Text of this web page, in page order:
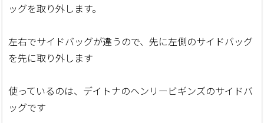
ッグを取り外します。
左右でサイドバッグが違うので、先に左側のサイドバッグ
を先に取り外します
使っているのは、デイトナのヘンリービギンズのサイドバ
ッグです